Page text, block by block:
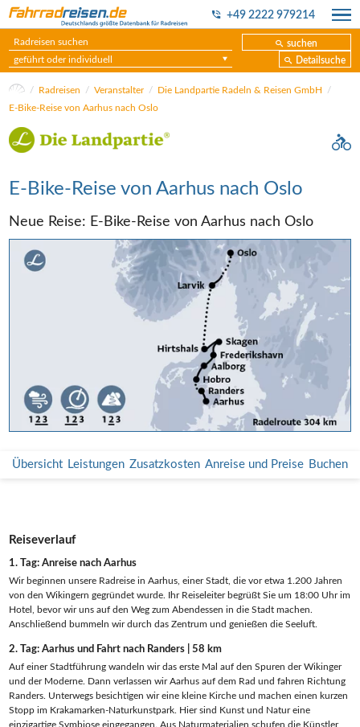
+49 2222 979214
suchen
geführt oder individuell
Detailsuche
Radreisen Veranstalter
Die Landpartie Radeln & Reisen GmbH
E-Bike-Reise von Aarhus nach Oslo
E-Bike-Reise von Aarhus nach Oslo
Neue Reise: E-Bike-Reise von Aarhus nach Oslo
Übersicht Leistungen Zusatzkosten Anreise und Preise Buchen
Reiseverlauf
1. Tag: Anreise nach Aarhus
Wir beginnen unsere Radreise in Aarhus, einer Stadt, die vor etwa 1.200 Jahren
von den Wikingern gegründet wurde. Ihr Reiseleiter begrüßt Sie um 18:00 Uhr im
Hotel, bevor wir uns auf den Weg zum Abendessen in die Stadt machen.
Anschließend bummeln wir durch das Zentrum und genießen die Seeluft.
2. Tag: Aarhus und Fahrt nach Randers | 58 km
Auf einer Stadtführung wandeln wir das erste Mal auf den Spuren der Wikinger
und der Moderne. Dann verlassen wir Aarhus auf dem Rad und fahren Richtung
Randers. Unterwegs besichtigen wir eine kleine Kirche und machen einen kurzen
Stopp im Krakamarken-Naturkunstpark. Hier sind Kunst und Natur eine
einzigartige Symbiose eingegangen. Aus Naturmaterialien schufen die Künstler